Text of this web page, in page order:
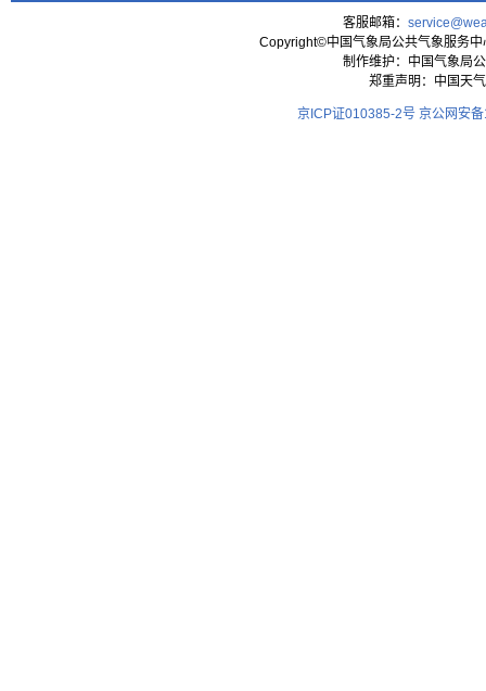
客服邮箱：
Copyright©中国气象局公共气象服务
制作维护：中国气象局
郑重声明：中国天
京ICP证010385-2号 京公网安